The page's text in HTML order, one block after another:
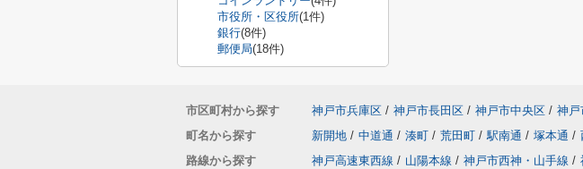
市役所・区役所(1件)
銀行(8件)
郵便局(18件)
市区町村から探す 神戸市兵庫区 / 神戸市長田区 / 神戸市中央区 / 神戸
町名から探す
新開地 / 中道通 / 湊町 / 荒田町 / 駅南通 / 塚本通 /
路線から探す
神戸高速東西線 / 山陽本線 / 神戸市西神・山手線 /